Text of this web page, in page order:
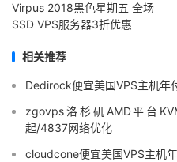
Virpus 2018黑色星期五 全场
SSD VPS服务器3折优惠
相关推荐
Dedirock便宜美国VPS主机年
zgovps洛杉矶AMD平台
起/4837网络优化
cloudcone便宜美国VPS主机